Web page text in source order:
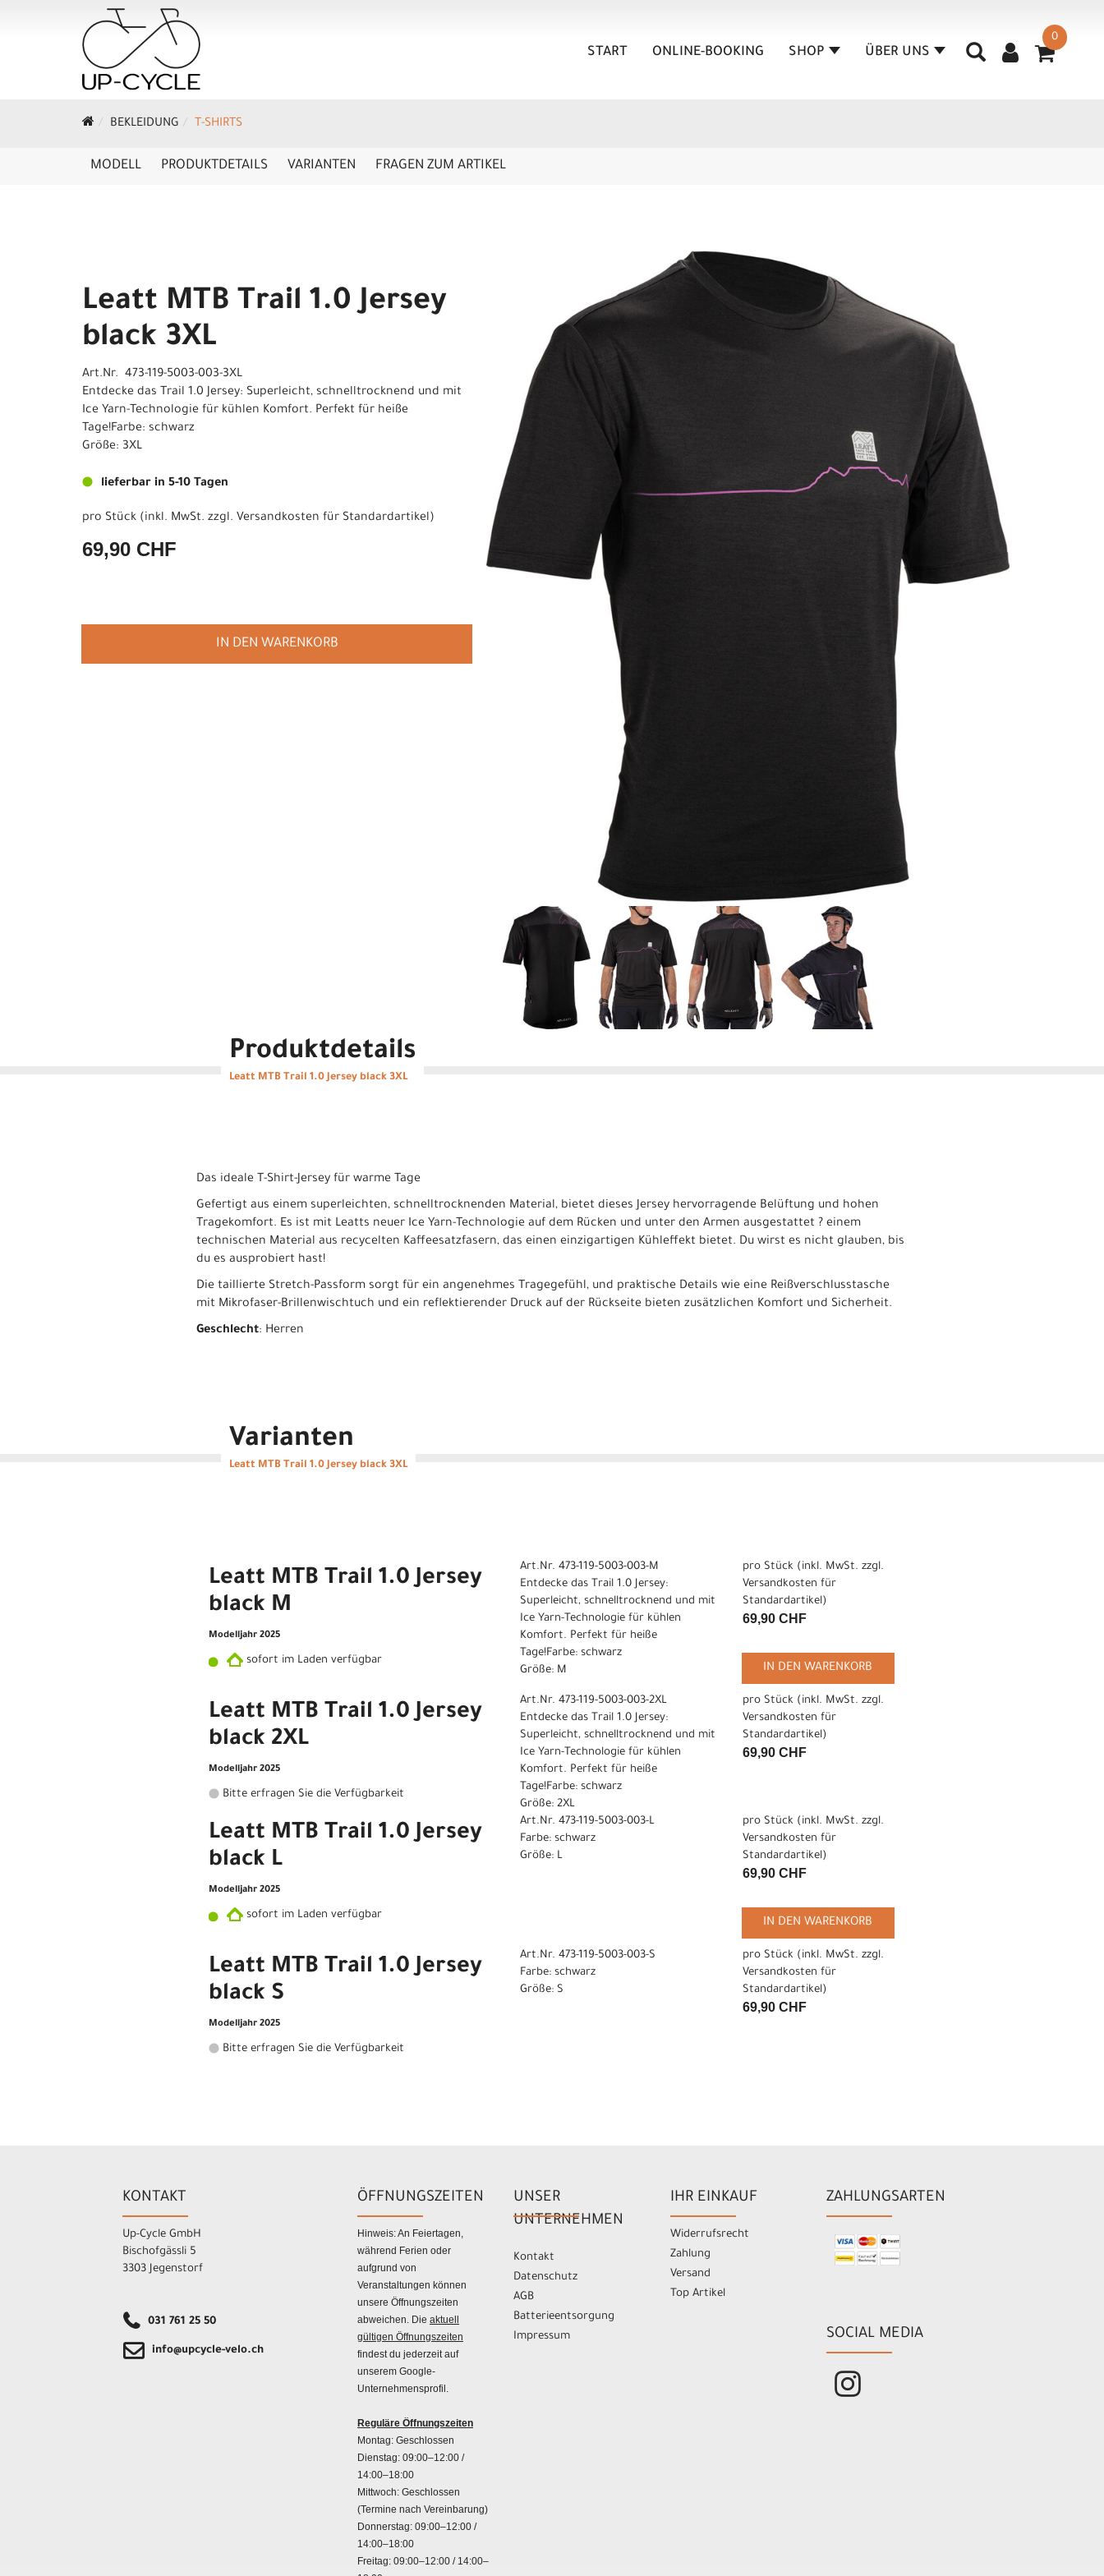
0
START ONLINE-BOOKING SHOP ÜBER UNS
BEKLEIDUNG T-SHIRTS
MODELL PRODUKTDETAILS VARIANTEN FRAGEN ZUM ARTIKEL
Leatt MTB Trail 1.0 Jersey
black 3XL
Art.Nr. 473-119-5003-003-3XL
Entdecke das Trail 1.0 Jersey: Superleicht, schnelltrocknend und mit
Ice Yarn-Technologie für kühlen Komfort. Perfekt für heiße
Tage!Farbe: schwarz
Größe: 3XL
lieferbar in 5-10 Tagen
pro Stück (inkl. MwSt. zzgl. Versandkosten für Standardartikel)
69,90 CHF
IN DEN WARENKORB
Produktdetails
Leatt MTB Trail 1.0 Jersey black 3XL
Das ideale T-Shirt-Jersey für warme Tage
Gefertigt aus einem superleichten, schnelltrocknenden Material, bietet dieses Jersey hervorragende Belüftung und hohen
Tragekomfort. Es ist mit Leatts neuer Ice Yarn-Technologie auf dem Rücken und unter den Armen ausgestattet ? einem
technischen Material aus recycelten Kaffeesatzfasern, das einen einzigartigen Kühleffekt bietet. Du wirst es nicht glauben, bis
du es ausprobiert hast!
Die taillierte Stretch-Passform sorgt für ein angenehmes Tragegefühl, und praktische Details wie eine Reißverschlusstasche
mit Mikrofaser-Brillenwischtuch und ein reflektierender Druck auf der Rückseite bieten zusätzlichen Komfort und Sicherheit.
Geschlecht: Herren
Varianten
Leatt MTB Trail 1.0 Jersey black 3XL
Leatt MTB Trail 1.0 Jersey
black M
Modelljahr 2025
sofort im Laden verfügbar
Art.Nr. 473-119-5003-003-M
Entdecke das Trail 1.0 Jersey:
Superleicht, schnelltrocknend und mit
Ice Yarn-Technologie für kühlen
Komfort. Perfekt für heiße
Tage!Farbe: schwarz
Größe: M
pro Stück (inkl. MwSt. zzgl.
Versandkosten für
Standardartikel)
69,90 CHF
IN DEN WARENKORB
Leatt MTB Trail 1.0 Jersey
black 2XL
Modelljahr 2025
Bitte erfragen Sie die Verfügbarkeit
Art.Nr. 473-119-5003-003-2XL
Entdecke das Trail 1.0 Jersey:
Superleicht, schnelltrocknend und mit
Ice Yarn-Technologie für kühlen
Komfort. Perfekt für heiße
Tage!Farbe: schwarz
Größe: 2XL
pro Stück (inkl. MwSt. zzgl.
Versandkosten für
Standardartikel)
69,90 CHF
Leatt MTB Trail 1.0 Jersey
black L
Modelljahr 2025
sofort im Laden verfügbar
Art.Nr. 473-119-5003-003-L
Farbe: schwarz
Größe: L
pro Stück (inkl. MwSt. zzgl.
Versandkosten für
Standardartikel)
69,90 CHF
IN DEN WARENKORB
Leatt MTB Trail 1.0 Jersey
black S
Modelljahr 2025
Bitte erfragen Sie die Verfügbarkeit
Art.Nr. 473-119-5003-003-S
Farbe: schwarz
Größe: S
pro Stück (inkl. MwSt. zzgl.
Versandkosten für
Standardartikel)
69,90 CHF
KONTAKT
Up-Cycle GmbH
Bischofgässli 5
3303 Jegenstorf
031 761 25 50
info@upcycle-velo.ch
ÖFFNUNGSZEITEN
Hinweis: An Feiertagen,
während Ferien oder
aufgrund von
Veranstaltungen können
unsere Öffnungszeiten
abweichen. Die aktuell
gültigen Öffnungszeiten
findest du jederzeit auf
unserem Google-
Unternehmensprofil.
Reguläre Öffnungszeiten
Montag: Geschlossen
Dienstag: 09:00–12:00 /
14:00–18:00
Mittwoch: Geschlossen
(Termine nach Vereinbarung)
Donnerstag: 09:00–12:00 /
14:00–18:00
Freitag: 09:00–12:00 / 14:00–
UNSER
UNTERNEHMEN
Kontakt
Datenschutz
AGB
Batterieentsorgung
Impressum
IHR EINKAUF
Widerrufsrecht
Zahlung
Versand
Top Artikel
ZAHLUNGSARTEN
SOCIAL MEDIA